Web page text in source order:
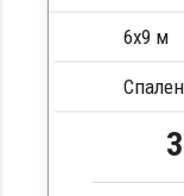
Метизы,
Сборка на
6х9 м